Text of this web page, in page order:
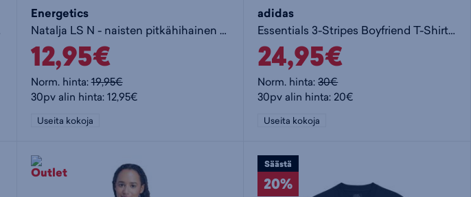
Energetics
Natalja LS N - naisten pitkähihainen paita
12,95€
Norm. hinta:19,95€
30pv alin hinta: 12,95€
Useita kokoja
adidas
Essentials 3-Stripes Boyfriend T-Shirt W - naisten t-paita
24,95€
Norm. hinta:30€
30pv alin hinta: 20€
Useita kokoja
Säästä
20%